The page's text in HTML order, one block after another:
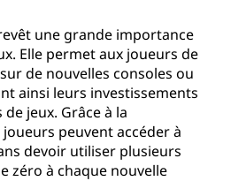
une grande importance
Elle permet aux joueurs de
de nouvelles consoles ou
ainsi leurs investissements
jeux. Grâce à la
peuvent accéder à
devoir utiliser plusieurs
zéro à chaque nouvelle